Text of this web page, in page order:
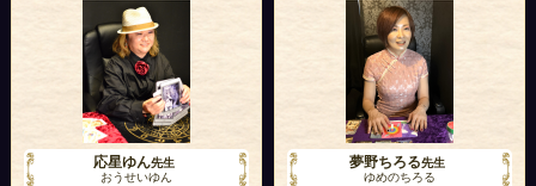
応星ゆん先生
おうせいゆん
夢野ちろる先生
ゆめのちろる